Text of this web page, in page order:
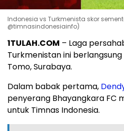
Indonesia vs Turkmenista skor
@timnasindonesiainfo)
1TULAH.COM – Laga
Turkmenistan ini
Tomo, Surabaya.
Dalam babak pertama,
penyerang Bhayangkara FC
untuk Timnas Indonesia.